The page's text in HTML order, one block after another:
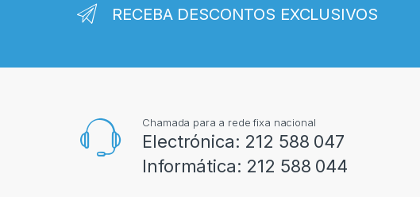
RECEBA DESCONTOS EXCLUSIVOS
Chamada para a rede fixa nacional
Electrónica: 212 588 047
Informática: 212 588 044